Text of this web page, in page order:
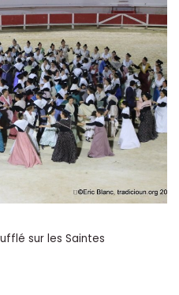
sur les Saintes